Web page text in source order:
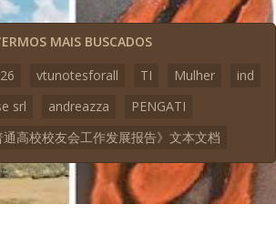
MAIS BUSCADOS
vtunotesforall TI Mulher
ind
srl
andreazza
PENGATI
高校校友会工作发展报告》文本文档